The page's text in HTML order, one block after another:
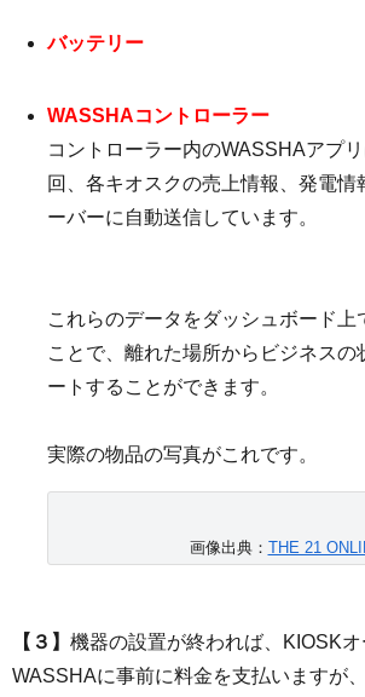
バッテリー
WASSHAコントローラー
コントローラー内のWASSHAアプリ
回、各キオスクの売上情報、発電情
ーバーに自動送信しています。
これらのデータをダッシュボード上
ことで、離れた場所からビジネスの
ートすることができます。
実際の物品の写真がこれです。
画像出典： THE 21
【３】 機器の設置が終われば、KIOSKオ
WASSHAに事前に料金を支払いますが